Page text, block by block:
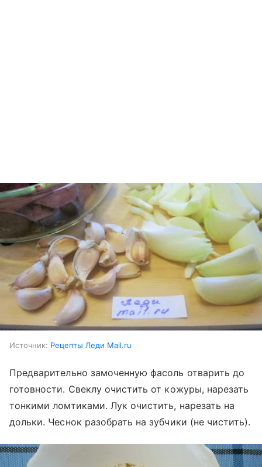
Источник: Рецепты Леди Mail.ru
Предварительно замоченную фасоль отварить до
готовности. Свеклу очистить от кожуры, нарезать
тонкими ломтиками. Лук очистить, нарезать на
дольки. Чеснок разобрать на зубчики (не чистить).